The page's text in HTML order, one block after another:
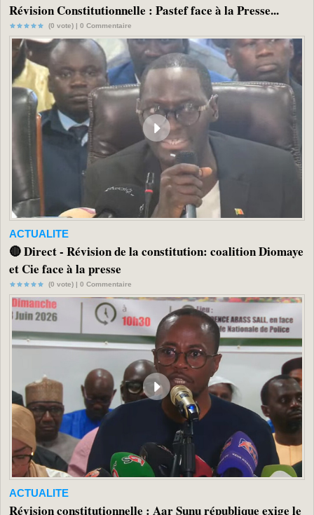
Révision Constitutionnelle : Pastef face à la Presse...
(0 vote) | 0 Commentaire
ACTUALITE
🔴 Direct - Révision de la constitution: coalition Diomaye
et Cie face à la presse
(0 vote) | 0 Commentaire
ACTUALITE
Révision constitutionnelle : Aar Sunu république exige le